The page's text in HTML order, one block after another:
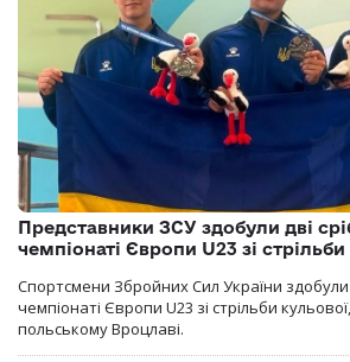
Представники ЗСУ здобули дві
чемпіонаті Європи U23 зі
Спортсмени Збройних Сил України здобули
чемпіонаті Європи U23 зі стрільби
польському Вроцлаві.